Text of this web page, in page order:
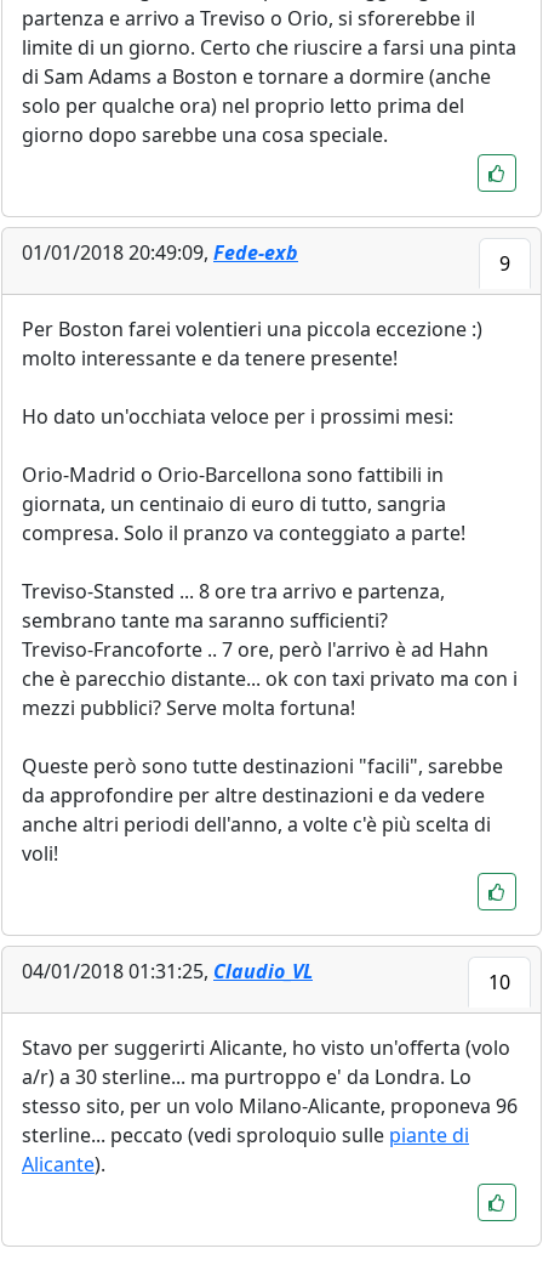
partenza e arrivo a Treviso o Orio, si sforerebbe il
limite di un giorno. Certo che riuscire a farsi una pinta
di Sam Adams a Boston e tornare a dormire (anche
solo per qualche ora) nel proprio letto prima del
giorno dopo sarebbe una cosa speciale.
01/01/2018 20:49:09, Fede-exb 9
Per Boston farei volentieri una piccola eccezione :)
molto interessante e da tenere presente!
Ho dato un'occhiata veloce per i prossimi mesi:
Orio-Madrid o Orio-Barcellona sono fattibili in
giornata, un centinaio di euro di tutto, sangria
compresa. Solo il pranzo va conteggiato a parte!
Treviso-Stansted ... 8 ore tra arrivo e partenza,
sembrano tante ma saranno sufficienti?
Treviso-Francoforte .. 7 ore, però l'arrivo è ad Hahn
che è parecchio distante... ok con taxi privato ma con i
mezzi pubblici? Serve molta fortuna!
Queste però sono tutte destinazioni "facili", sarebbe
da approfondire per altre destinazioni e da vedere
anche altri periodi dell'anno, a volte c'è più scelta di
voli!
04/01/2018 01:31:25, Claudio_VL 10
Stavo per suggerirti Alicante, ho visto un'offerta (volo
a/r) a 30 sterline... ma purtroppo e' da Londra. Lo
stesso sito, per un volo Milano-Alicante, proponeva 96
sterline... peccato (vedi sproloquio sulle piante di
Alicante).